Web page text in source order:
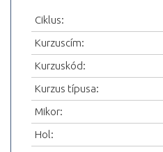
Ciklus:
Kurzuscím:
Kurzuskód:
Kurzus típusa:
Mikor:
Hol: